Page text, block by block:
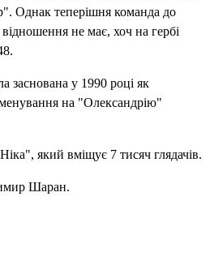
Однак теперішня команда до
не має, хоч на гербі
заснована у 1990 році як
на "Олександрію"
який вміщує 7 тисяч глядачів.
Шаран.